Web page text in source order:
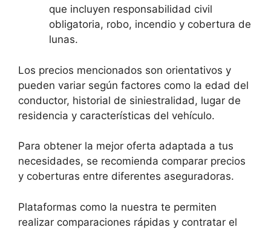
que incluyen responsabilidad civil
obligatoria, robo, incendio y cobertura de
lunas.
Los precios mencionados son orientativos y
pueden variar según factores como la edad del
conductor, historial de siniestralidad, lugar de
residencia y características del vehículo.
Para obtener la mejor oferta adaptada a tus
necesidades, se recomienda comparar precios
y coberturas entre diferentes aseguradoras.
Plataformas como la nuestra te permiten
realizar comparaciones rápidas y contratar el